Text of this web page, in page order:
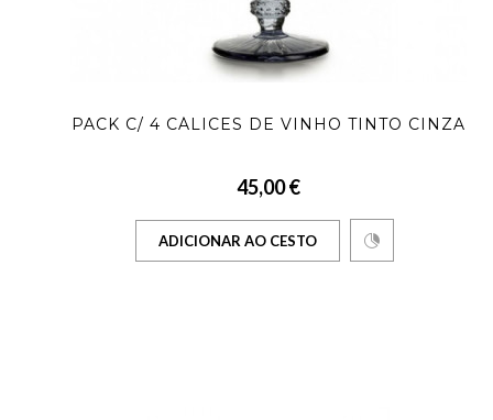
PACK C/ 4 CÁLICES DE VINHO TINTO CINZA
45,00 €
ADICIONAR AO CESTO